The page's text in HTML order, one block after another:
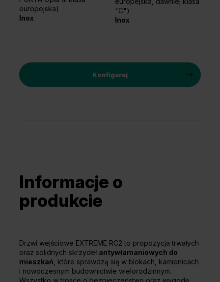
europejska)
Inox
"C")
Inox
Konfiguruj
Informacje o
produkcie
Drzwi wejściowe EXTREME RC2 to propozycja trwałych
oraz solidnych skrzydeł antywłamaniowych do
mieszkań , które sprawdzą się w blokach, kamienicach
i nowoczesnym budownictwie wielorodzinnym.
Wszystko w trosce o bezpieczeństwo oraz wygodę